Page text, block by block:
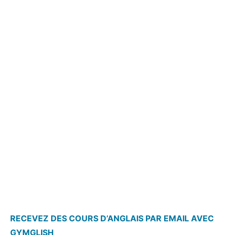
RECEVEZ DES COURS D’ANGLAIS PAR EMAIL AVEC
GYMGLISH